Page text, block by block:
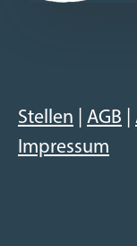
Stellen AGB
Impressum